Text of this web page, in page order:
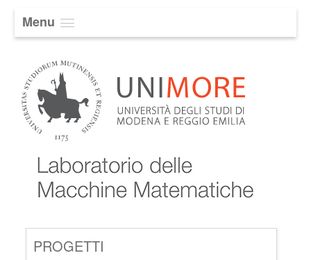
Menu
PROGETTI